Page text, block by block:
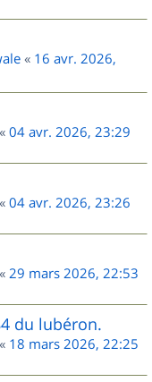
« 16 avr. 2026,
« 04 avr. 2026, 23:29
« 04 avr. 2026, 23:26
« 29 mars 2026, 22:53
du lubéron.
« 18 mars 2026, 22:25